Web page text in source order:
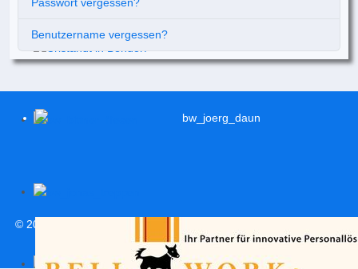
Benutzername vergessen?
© 2026
Datenschutzerklärung